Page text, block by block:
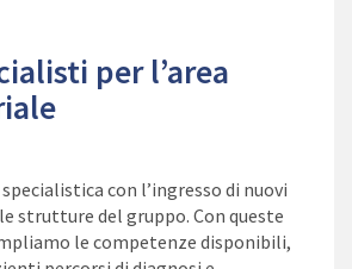
per l’area
con l’ingresso di nuovi
strutture del gruppo. Con queste
le competenze disponibili,